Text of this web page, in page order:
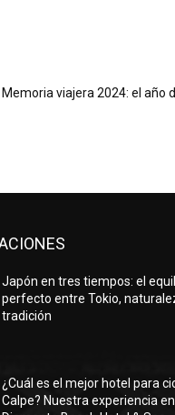
Memoria viajera 2024: el año
Japón en tres tiempos: el
perfecto entre Tokio,
tradición
¿Cuál es el mejor hotel para
Calpe? Nuestra experiencia